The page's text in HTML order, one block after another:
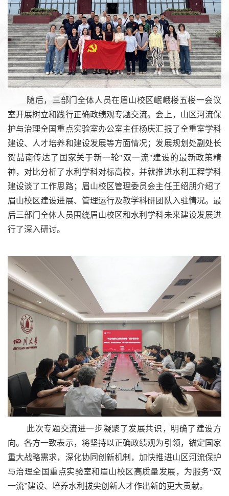
随后，三部门全体人员在眉山校区岷峨楼五楼一会议
室开展树立和践行正确政绩观专题交流。会上，山区河流保
护与治理全国重点实验室办公室主任杨庆汇报了全重室学科
建设、人才培养和建设发展等方面情况；发展规划处副处长
贺喆南传达了国家关于新一轮"双一流"建设的最新政策精
神，对比分析了水利学科对标高校，并就推进水利工程学科
建设谈了工作思路；眉山校区管理委员会主任王绍朋介绍了
眉山校区建设进展、管理运行及教学科研团队入驻情况。最
后三部门全体人员围绕眉山校区和水利学科未来建设发展进
行了深入研讨。
此次专题交流进一步凝聚了发展共识，明确了建设方
向。各方一致表示，将坚持以正确政绩观为引领，锚定国家
重大战略需求，深化协同创新机制，加快推进山区河流保护
与治理全国重点实验室和眉山校区高质量发展，为服务“双
一流”建设、培养水利拔尖创新人才作出新的更大贡献。